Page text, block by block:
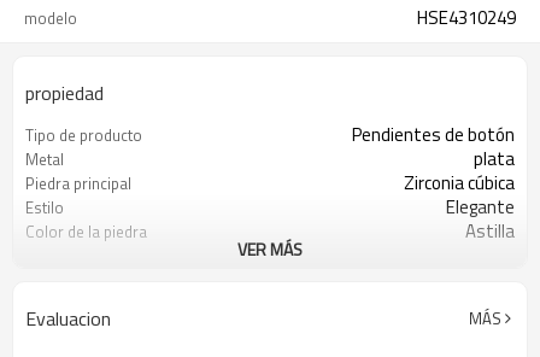
modelo HSE4310249
propiedad
Tipo de producto Pendientes de botón
Metal plata
Piedra principal Zirconia cúbica
Estilo Elegante
Color de la piedra Astilla
VER MÁS
Evaluacion MÁS